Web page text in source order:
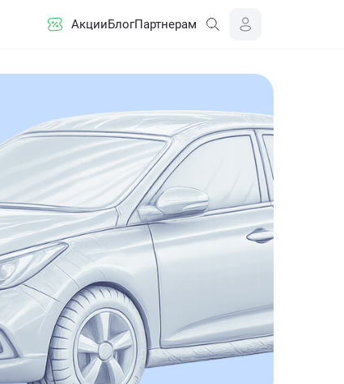
АкцииБлогПартнерам